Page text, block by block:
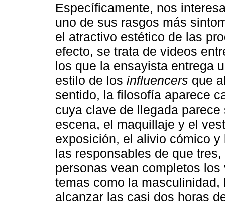
Específicamente, nos
uno de sus rasgos más
el atractivo estético de las
efecto, se trata de videos
los que la ensayista entrega
estilo de los influencers que
sentido, la filosofía aparece
cuya clave de llegada
escena, el maquillaje y el
exposición, el alivio cómico
las responsables de que
personas vean completos
temas como la
alcanzar las casi dos horas